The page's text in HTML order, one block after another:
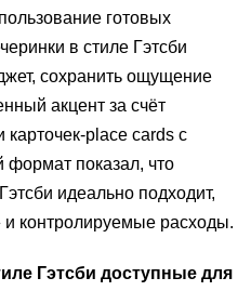
готовых
в стиле Гэтсби
сохранить ощущение
акцент за счёт
cards с
формат показал, что
идеально подходит,
контролируемые расходы.
Гэтсби доступные для